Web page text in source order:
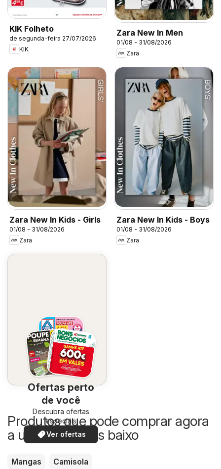
KIK Folheto
de segunda-feira 27/07/2026
KIK
Zara New In Men
01/08 - 31/08/2026
Zara
Zara New In Kids - Girls
01/08 - 31/08/2026
Zara
Zara New In Kids - Boys
01/08 - 31/08/2026
Zara
Ofertas perto
de você
Descubra ofertas
especiais
Ver ofertas
Produtos que pode comprar agora
a um preço mais baixo
Mangas Camisola